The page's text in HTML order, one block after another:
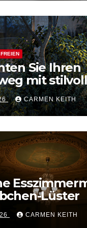
Sie Ihren
mit
CARMEN KEITH
Lüster
CARMEN KEITH